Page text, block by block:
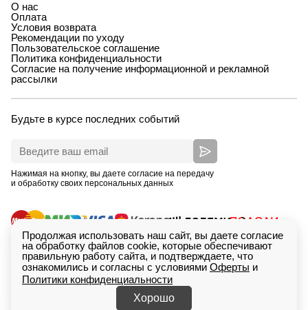
О нас
Оплата
Условия возврата
Рекомендации по уходу
Пользовательское соглашение
Политика конфиденциальности
Согласие на получение информационной и рекламной
рассылки
Будьте в курсе последних событий
Нажимая на кнопку, вы даете согласие на передачу
и обработку своих персональных данных
ИП Зимина Кристина Дмитриевна, ОГРНИП
318665800233615. Екатеринбург, проспект Ленина,
Продолжая использовать наш сайт, вы даете согласие
на обработку файлов cookie, которые обеспечивают
правильную работу сайта, и подтверждаете, что
ознакомились и согласны с условиями Оферты и
Политики конфиденциальности
Хорошо